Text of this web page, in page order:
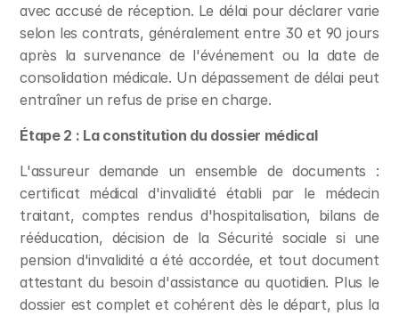
avec accusé de réception. Le délai pour déclarer varie
selon les contrats, généralement entre 30 et 90 jours
après la survenance de l'événement ou la date de
consolidation médicale. Un dépassement de délai peut
entraîner un refus de prise en charge.
Étape 2 : La constitution du dossier médical
L'assureur demande un ensemble de documents :
certificat médical d'invalidité établi par le médecin
traitant, comptes rendus d'hospitalisation, bilans de
rééducation, décision de la Sécurité sociale si une
pension d'invalidité a été accordée, et tout document
attestant du besoin d'assistance au quotidien. Plus le
dossier est complet et cohérent dès le départ, plus la